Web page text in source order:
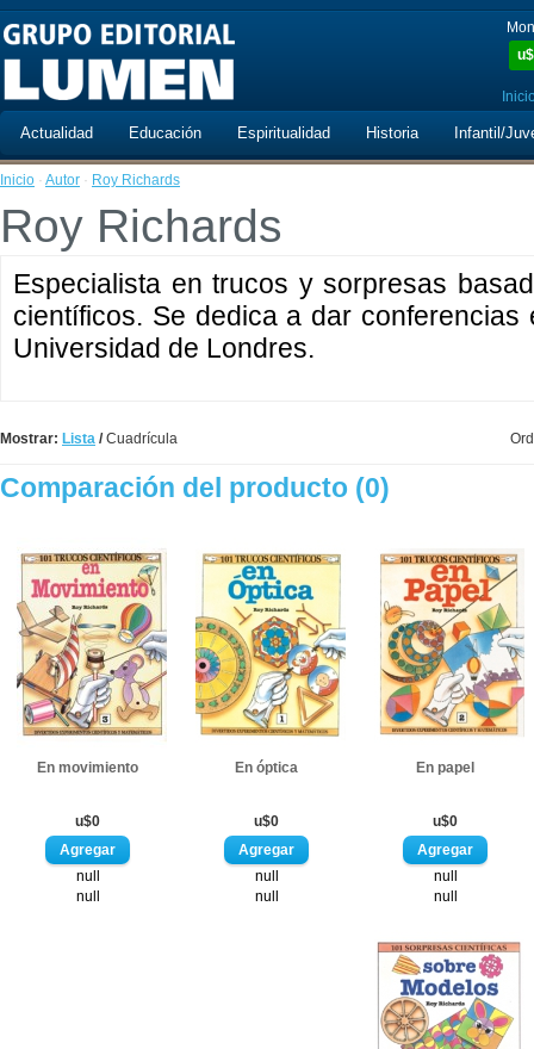
u$
Actualidad Educación Espiritualidad Historia Infantil/
Inicio · Autor · Roy Richards
Roy Richards
Especialista en trucos y sorpresas
científicos. Se dedica a dar
Universidad de Londres.
Mostrar: Lista /Cuadrícula
Comparación del producto (0)
En movimiento
u$0
null
null
En óptica
u$0
null
null
En papel
u$0
null
null